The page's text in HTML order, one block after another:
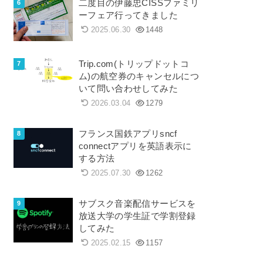
二度目の伊藤忠CISSファミリ
ーフェア行ってきました
2025.06.30 1448
Trip.com(トリップドットコ
ム)の航空券のキャンセルにつ
いて問い合わせしてみた
2026.03.04 1279
フランス国鉄アプリsncf
connectアプリを英語表示に
する方法
2025.07.30 1262
サブスク音楽配信サービスを
放送大学の学生証で学割登録
してみた
2025.02.15 1157